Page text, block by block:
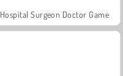
Hospital Surgeon Doctor Game